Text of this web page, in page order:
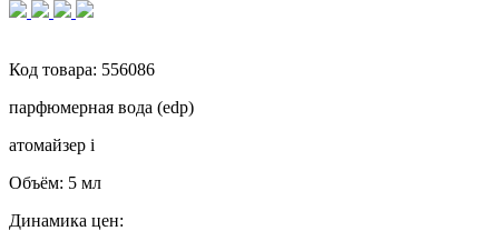
Код товара: 556086
парфюмерная вода (edp)
атомайзер i
Объём: 5 мл
Динамика цен: